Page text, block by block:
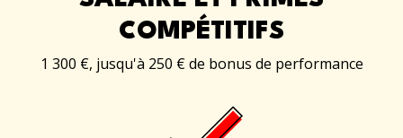
COMPÉTITIFS
1 300 €, jusqu'à 250 € de bonus de performance